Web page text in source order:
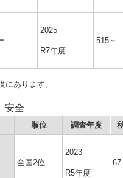
2025
R7年度
515～
あります。
安全
順位 調査年度
全国2位
2023
R5年度